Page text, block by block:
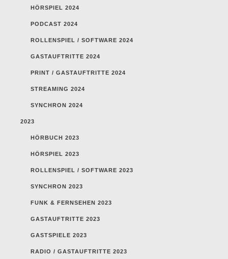
HÖRSPIEL 2024
PODCAST 2024
ROLLENSPIEL / SOFTWARE 2024
GASTAUFTRITTE 2024
PRINT / GASTAUFTRITTE 2024
STREAMING 2024
SYNCHRON 2024
2023
HÖRBUCH 2023
HÖRSPIEL 2023
ROLLENSPIEL / SOFTWARE 2023
SYNCHRON 2023
FUNK & FERNSEHEN 2023
GASTAUFTRITTE 2023
GASTSPIELE 2023
RADIO / GASTAUFTRITTE 2023